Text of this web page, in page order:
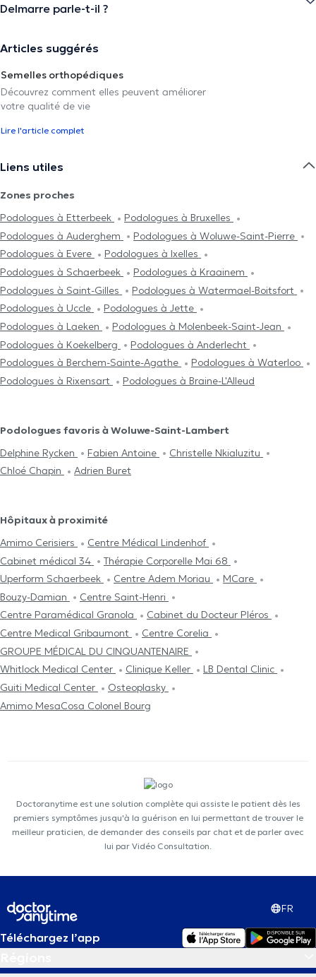
Delmarre parle-t-il ?
Articles suggérés
Semelles orthopédiques
Découvrez comment elles peuvent améliorer
votre qualité de vie
Lire l'article complet
Liens utiles
Zones proches
Podologues à Etterbeek
Podologues à Bruxelles
Podologues à Auderghem
Podologues à Woluwe-Saint-Pierre
Podologues à Evere
Podologues à Ixelles
Podologues à Schaerbeek
Podologues à Kraainem
Podologues à Saint-Gilles
Podologues à Watermael-Boitsfort
Podologues à Uccle
Podologues à Jette
Podologues à Laeken
Podologues à Molenbeek-Saint-Jean
Podologues à Koekelberg
Podologues à Anderlecht
Podologues à Berchem-Sainte-Agathe
Podologues à Waterloo
Podologues à Rixensart
Podologues à Braine-L'Alleud
Podologues favoris à Woluwe-Saint-Lambert
Delphine Rycken
Fabien Antoine
Christelle Nkialuzitu
Chloé Chapin
Adrien Buret
Hôpitaux à proximité
Amimo Cerisiers
Centre Médical Lindenhof
Cabinet médical 34
Thérapie Corporelle Mai 68
Uperform Schaerbeek
Centre Adem Moriau
MCare
Bouzy-Damian
Centre Saint-Henri
Centre Paramédical Granola
Cabinet du Docteur Pléros
Centre Medical Gribaumont
Centre Corelia
GROUPE MÉDICAL DU CINQUANTENAIRE
Whitlock Medical Center
Clinique Keller
LB Dental Clinic
Guiti Medical Center
Osteoplasky
Amimo MesaCosa Colonel Bourg
Doctoranytime est une solution complète qui assiste le patient dès les
premiers symptômes jusqu'à la guérison en lui permettant de trouver le
meilleur praticien, de demander des conseils par chat et de parler avec
lui par Vidéo Consultation.
FR
Téléchargez l’app